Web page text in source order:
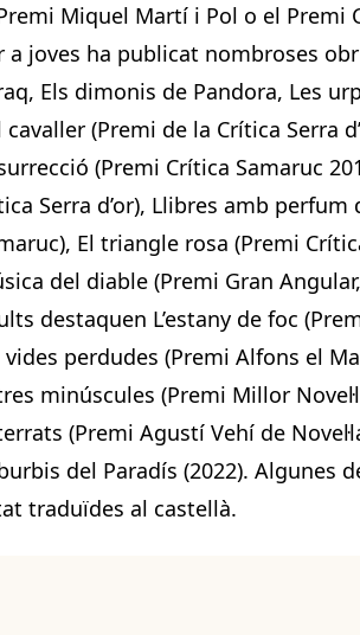
Miquel Martí i Pol o el Premi
a joves ha publicat nombroses
Els dimonis de Pandora, Les
cavaller (Premi de la Crítica Serra
(Premi Crítica Samaruc
Serra d’or), Llibres amb
El triangle rosa (Premi
del diable (Premi Gran
destaquen L’estany de foc
vides perdudes (Premi Alfons el
minúscules (Premi Millor
(Premi Agustí Vehí de
del Paradís (2022). Algunes
traduïdes al castellà.